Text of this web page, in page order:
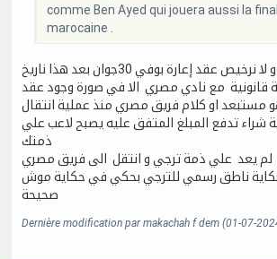
comme Ben Ayed qui jouera aussi la
marocaine .
لا خويا لا فما رخصة و لا نرخيص عقد إعارة بوفي 30جوان بعد هذا ناريخ
قانونية مع نادي مصري الا في صورة وجود عقد
مستبعد او كلام فريق مصري منذ عملية انتقال
شراء تدفع المبلغ المتفق عليه يصبح لاعب علي
ذمتك
لم يعد علي ذمة ترجي و انتقل الى فريق مصري
ناطق رسمي للترجي بحكي في حكاية موش
صحيحة
Dernière modification par makachah f dem (01-07-